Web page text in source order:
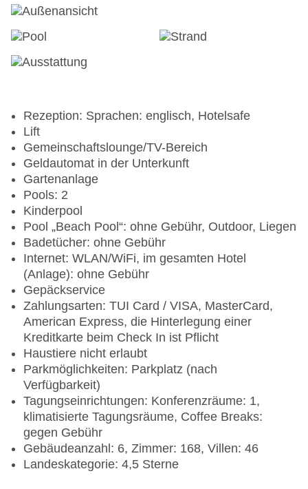
Rezeption: Sprachen: englisch, Hotelsafe
Lift
Gemeinschaftslounge/TV-Bereich
Geldautomat in der Unterkunft
Gartenanlage
Pools: 2
Kinderpool
Pool „Beach Pool“: ohne Gebühr, Outdoor, Liegen
Badetücher: ohne Gebühr
Internet: WLAN/WiFi, im gesamten Hotel
(Anlage): ohne Gebühr
Gepäckservice
Zahlungsarten: TUI Card / VISA, MasterCard,
American Express, die Hinterlegung einer
Kreditkarte beim Check In ist Pflicht
Haustiere nicht erlaubt
Parkmöglichkeiten: Parkplatz (nach
Verfügbarkeit)
Tagungseinrichtungen: Konferenzräume: 1,
klimatisierte Tagungsräume, Coffee Breaks:
gegen Gebühr
Gebäudeanzahl: 6, Zimmer: 168, Villen: 46
Landeskategorie: 4,5 Sterne